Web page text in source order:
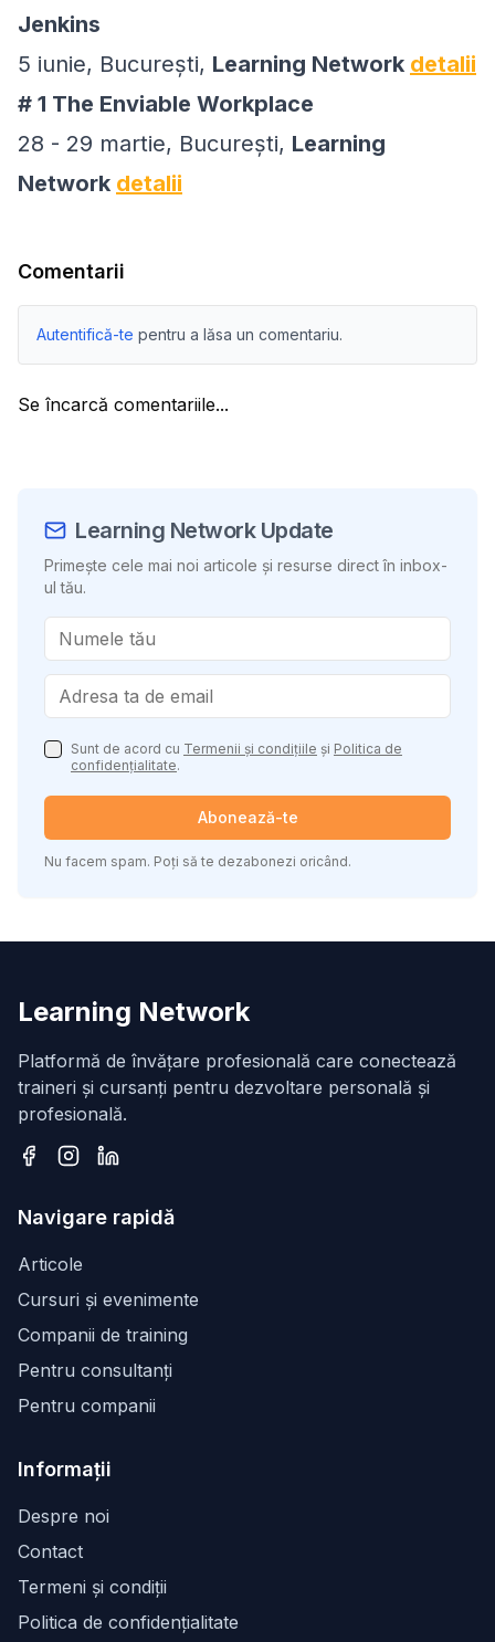
Jenkins
5 iunie, București, Learning Network detalii
# 1 The Enviable Workplace
28 - 29 martie, București, Learning
Network detalii
Comentarii
Autentifică-te pentru a lăsa un comentariu.
Se încarcă comentariile...
Learning Network Update
Primește cele mai noi articole și resurse direct în inbox-
ul tău.
Sunt de acord cu Termenii și condițiile și Politica de
confidențialitate.
Abonează-te
Nu facem spam. Poți să te dezabonezi oricând.
Learning Network
Platformă de învățare profesională care conectează
traineri și cursanți pentru dezvoltare personală și
profesională.
Navigare rapidă
Articole
Cursuri și evenimente
Companii de training
Pentru consultanți
Pentru companii
Informații
Despre noi
Contact
Termeni și condiții
Politica de confidențialitate